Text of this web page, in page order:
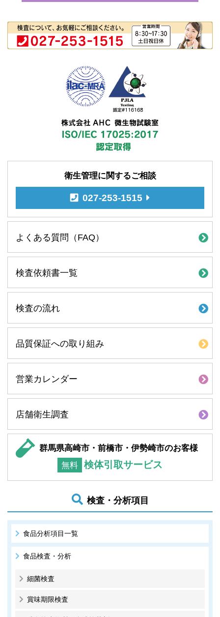
衛生管理に関するご相談
027-253-1515
よくある質問（FAQ）
検査依頼書一覧
検査の流れ
品質保証への取り組み
営業カレンダー
店舗衛生調査
群馬県高崎市・前橋市・伊勢崎市のお客様
無料 検体引取サービス
検査・分析項目
食品分析項目一覧
食品検査・分析
細菌検査
賞味期限検査